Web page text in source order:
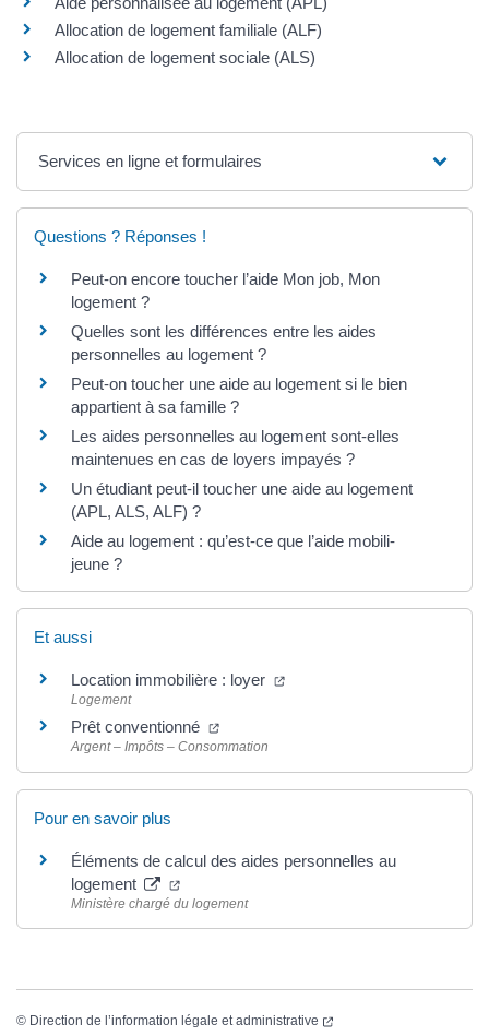
Allocation de logement familiale (ALF)
Allocation de logement sociale (ALS)
Services en ligne et formulaires
Questions ? Réponses !
Peut-on encore toucher l’aide Mon job, Mon
logement ?
Quelles sont les différences entre les aides
personnelles au logement ?
Peut-on toucher une aide au logement si le bien
appartient à sa famille ?
Les aides personnelles au logement sont-elles
maintenues en cas de loyers impayés ?
Un étudiant peut-il toucher une aide au logement
(APL, ALS, ALF) ?
Aide au logement : qu’est-ce que l’aide mobili-
jeune ?
Et aussi
Location immobilière : loyer
Logement
Prêt conventionné
Argent – Impôts – Consommation
Pour en savoir plus
Éléments de calcul des aides personnelles au
logement
Ministère chargé du logement
© Direction de l’information légale et administrative